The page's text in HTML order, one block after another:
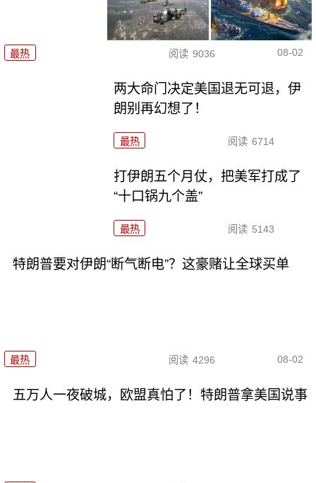
最热 阅读 9036 08-02
两大命门决定美国退无可退，伊
朗别再幻想了！
最热 阅读 6714
打伊朗五个月仗，把美军打成了
“十口锅九个盖”
最热 阅读 5143
特朗普要对伊朗“断气断电”？这豪赌让全球买单
最热 阅读 4296 08-02
五万人一夜破城，欧盟真怕了！特朗普拿美国说事